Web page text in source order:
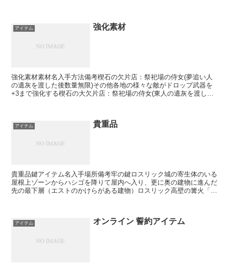
アイテム 強化素材
強化素材素材名入手方法備考楔石の欠片店：祭祀場の侍女(夢追い人
の遺灰を渡した後数量無限)その他各地の様々な敵がドロップ武器を
+3まで強化する楔石の大欠片店：祭祀場の侍女(東人の遺灰を渡した
アイテム 貴重品
貴重品鍵アイテム名入手場所備考牢の鍵ロスリック城の寄生体のいる
屋根上ゾーンからハシゴを降りて屋内へ入り、更に奥の建物に進んだ
先の最下層（エストのかけらがある建物）ロスリック高壁の篝火「高
アイテム オンライン 誓約アイテム